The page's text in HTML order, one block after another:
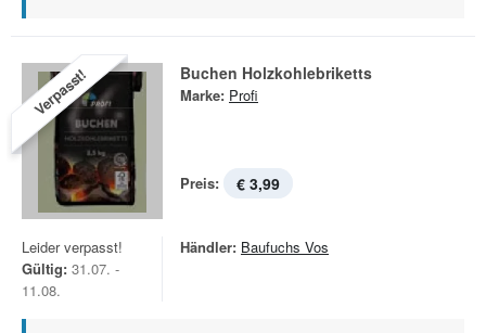
Verpasst! Buchen Holzkohlebriketts
Marke: Profi
Preis: € 3,99
Leider verpasst!
Gültig: 31.07. -
11.08.
Händler: Baufuchs Vos